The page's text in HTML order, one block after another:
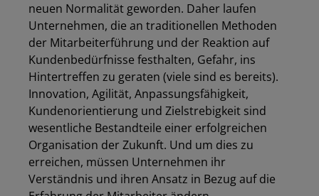
neuen Normalität geworden. Daher laufen
Unternehmen, die an traditionellen Methoden
der Mitarbeiterführung und der Reaktion auf
Kundenbedürfnisse festhalten, Gefahr, ins
Hintertreffen zu geraten (viele sind es bereits).
Innovation, Agilität, Anpassungsfähigkeit,
Kundenorientierung und Zielstrebigkeit sind
wesentliche Bestandteile einer erfolgreichen
Organisation der Zukunft. Und um dies zu
erreichen, müssen Unternehmen ihr
Verständnis und ihren Ansatz in Bezug auf die